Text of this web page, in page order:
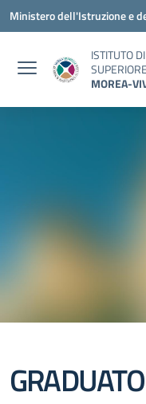
Vai ai contenuti
Vai al menu di navigazione
Vai al footer
Ministero dell'Istruzione e
ISTITUTO
SUPERIORE
MOREA-